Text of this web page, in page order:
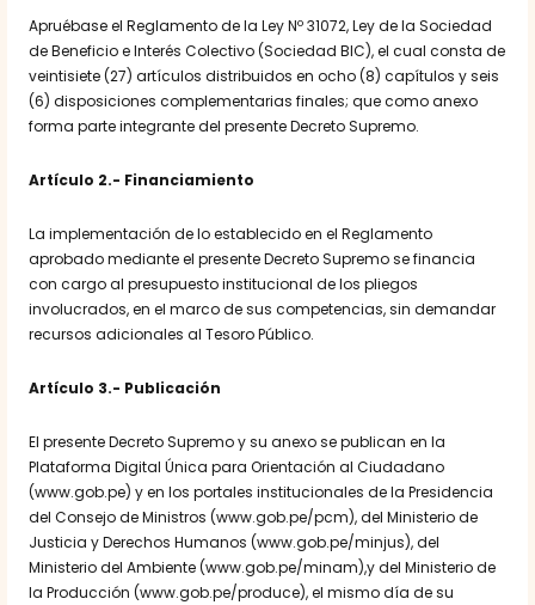
Apruébase el Reglamento de la Ley Nº 31072, Ley de la Sociedad
de Beneficio e Interés Colectivo (Sociedad BIC), el cual consta de
veintisiete (27) artículos distribuidos en ocho (8) capítulos y seis
(6) disposiciones complementarias finales; que como anexo
forma parte integrante del presente Decreto Supremo.
Artículo 2.- Financiamiento
La implementación de lo establecido en el Reglamento
aprobado mediante el presente Decreto Supremo se financia
con cargo al presupuesto institucional de los pliegos
involucrados, en el marco de sus competencias, sin demandar
recursos adicionales al Tesoro Público.
Artículo 3.- Publicación
El presente Decreto Supremo y su anexo se publican en la
Plataforma Digital Única para Orientación al Ciudadano
(www.gob.pe) y en los portales institucionales de la Presidencia
del Consejo de Ministros (www.gob.pe/pcm), del Ministerio de
Justicia y Derechos Humanos (www.gob.pe/minjus), del
Ministerio del Ambiente (www.gob.pe/minam),y del Ministerio de
la Producción (www.gob.pe/produce), el mismo día de su